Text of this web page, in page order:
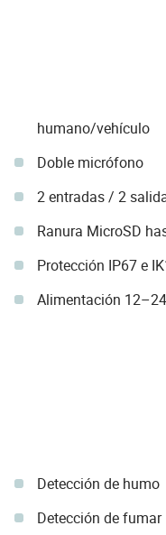
humano/vehículo
Doble micrófono
2 entradas / 2
Ranura MicroSD
Protección IP67 e
Alimentación
Detección de humo
Detección de fumar